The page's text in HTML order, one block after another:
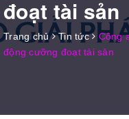
đoạt tài sản
Trang chủ Tin tức
Công
động cưỡng đoạt tài sản